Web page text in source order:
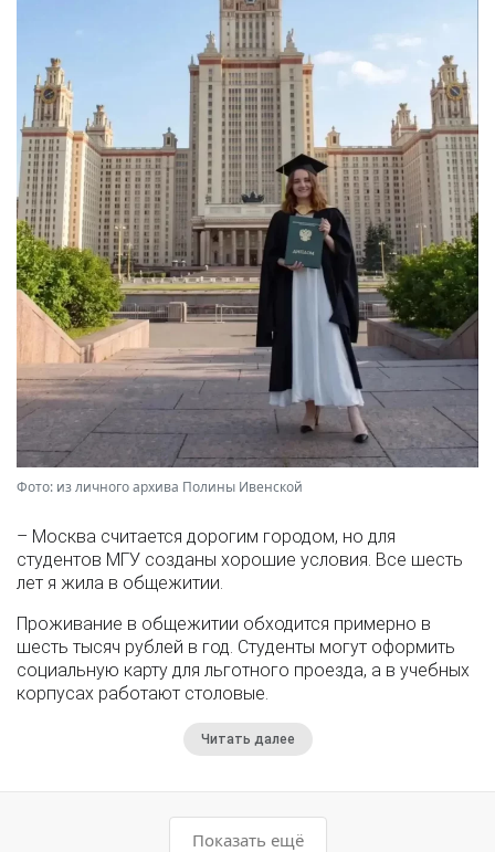
Фото: из личного архива Полины Ивенской
– Москва считается дорогим городом, но для
студентов МГУ созданы хорошие условия. Все шесть
лет я жила в общежитии.
Проживание в общежитии обходится примерно в
шесть тысяч рублей в год. Студенты могут оформить
социальную карту для льготного проезда, а в учебных
корпусах работают столовые.
Читать далее
Показать ещё